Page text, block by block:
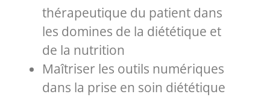
thérapeutique du patient dans
les domines de la diététique et
de la nutrition
Maîtriser les outils numériques
dans la prise en soin diététique